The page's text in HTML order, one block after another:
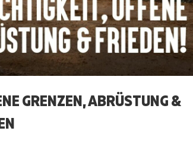
GRENZEN, ABRÜSTUNG &